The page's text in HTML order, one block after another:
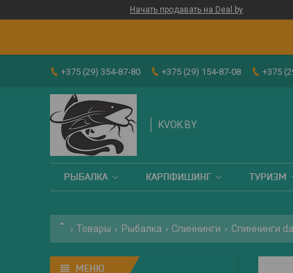
Начать продавать на Deal.by
+375 (29) 354-87-80 +375 (29) 154-87-08 +375
KVOK.BY
РЫБАЛКА КАРПФИШИНГ ТУРИЗМ
Товары Рыбалка Спиннинги Спиннинги